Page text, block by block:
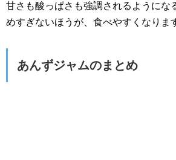
甘さも酸っぱさも強調されるようにな
めすぎないほうが、食べやすくなりま
あんずジャムのまとめ